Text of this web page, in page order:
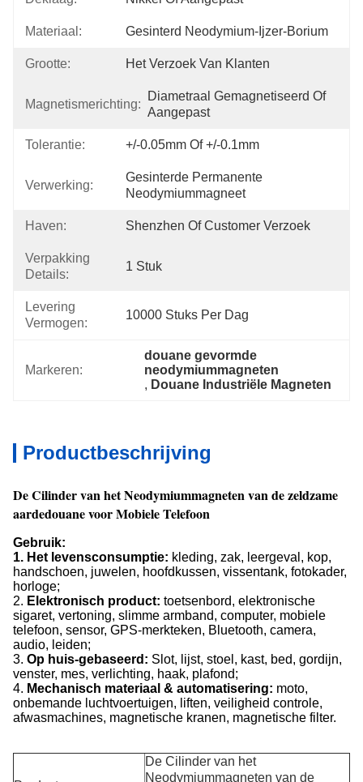
Materiaal: Gesinterd Neodymium-Ijzer-Borium
Grootte: Het Verzoek Van Klanten
Magnetismerichting:
Diametraal Gemagnetiseerd Of
Aangepast
Tolerantie: +/-0.05mm Of +/-0.1mm
Verwerking:
Gesinterde Permanente
Neodymiummagneet
Haven: Shenzhen Of Customer Verzoek
Verpakking
Details:
1 Stuk
Levering
Vermogen:
10000 Stuks Per Dag
Markeren:
douane gevormde
neodymiummagneten
, Douane Industriële Magneten
Productbeschrijving
De Cilinder van het Neodymiummagneten van de zeldzame
aardedouane voor Mobiele Telefoon
Gebruik:
1. Het levensconsumptie: kleding, zak, leergeval, kop,
handschoen, juwelen, hoofdkussen, vissentank, fotokader,
horloge;
2. Elektronisch product: toetsenbord, elektronische
sigaret, vertoning, slimme armband, computer, mobiele
telefoon, sensor, GPS-merkteken, Bluetooth, camera,
audio, leiden;
3. Op huis-gebaseerd: Slot, lijst, stoel, kast, bed, gordijn,
venster, mes, verlichting, haak, plafond;
4. Mechanisch materiaal & automatisering: moto,
onbemande luchtvoertuigen, liften, veiligheid controle,
afwasmachines, magnetische kranen, magnetische filter.
De Cilinder van het
Neodymiummagneten van de